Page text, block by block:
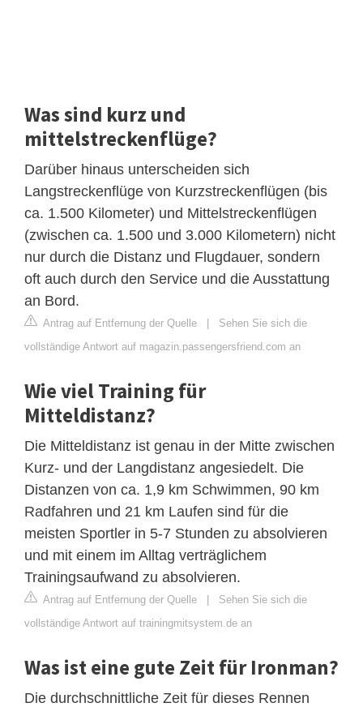
Was sind kurz und
mittelstreckenflüge?
Darüber hinaus unterscheiden sich
Langstreckenflüge von Kurzstreckenflügen (bis
ca. 1.500 Kilometer) und Mittelstreckenflügen
(zwischen ca. 1.500 und 3.000 Kilometern) nicht
nur durch die Distanz und Flugdauer, sondern
oft auch durch den Service und die Ausstattung
an Bord.
Antrag auf Entfernung der Quelle | Sehen Sie sich die
vollständige Antwort auf magazin.passengersfriend.com an
Wie viel Training für
Mitteldistanz?
Die Mitteldistanz ist genau in der Mitte zwischen
Kurz- und der Langdistanz angesiedelt. Die
Distanzen von ca. 1,9 km Schwimmen, 90 km
Radfahren und 21 km Laufen sind für die
meisten Sportler in 5-7 Stunden zu absolvieren
und mit einem im Alltag verträglichem
Trainingsaufwand zu absolvieren.
Antrag auf Entfernung der Quelle | Sehen Sie sich die
vollständige Antwort auf trainingmitsystem.de an
Was ist eine gute Zeit für Ironman?
Die durchschnittliche Zeit für dieses Rennen